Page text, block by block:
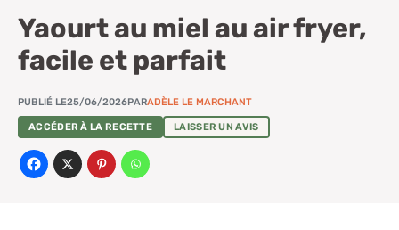
Yaourt au miel au air fryer,
facile et parfait
PUBLIÉ LE25/06/2026PARADÈLE LE MARCHANT
ACCÉDER À LA RECETTE LAISSER UN AVIS